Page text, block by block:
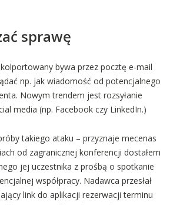
sprawę
bywa przez pocztę e-mail
np. jak wiadomość od potencjalnego
Nowym trendem jest rozsyłanie
media (np. Facebook czy LinkedIn.)
takiego ataku – przyznaje mecenas
od zagranicznej konferencji dostałem
jej uczestnika z prośbą o spotkanie
współpracy. Nadawca przesłał
link do aplikacji rezerwacji terminu